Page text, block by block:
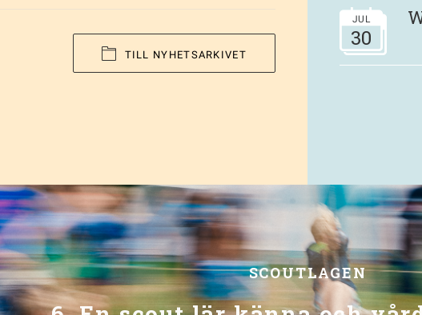
TILL NYHETSARKIVET
JUL
30
SCOUTLAGEN